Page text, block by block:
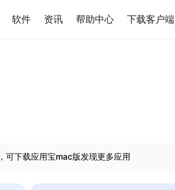
软件 资讯 帮助中心 下载客户端
可下载应用宝mac版发现更多应用